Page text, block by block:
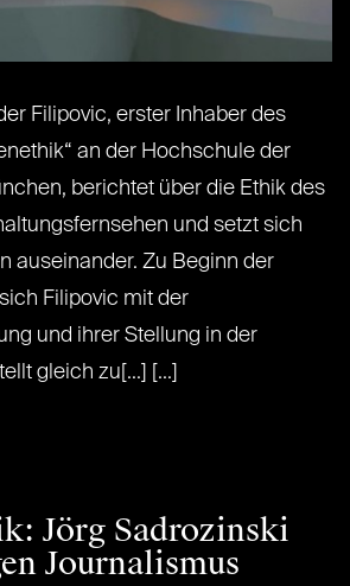
Filipovic, erster Inhaber des
an der Hochschule der
berichtet über die Ethik des
und setzt sich
auseinander. Zu Beginn der
Filipovic mit der
und ihrer Stellung in der
gleich zu[...] [...]
Jörg Sadrozinski
Journalismus